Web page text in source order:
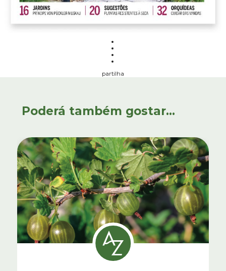
partilha
Poderá também gostar...